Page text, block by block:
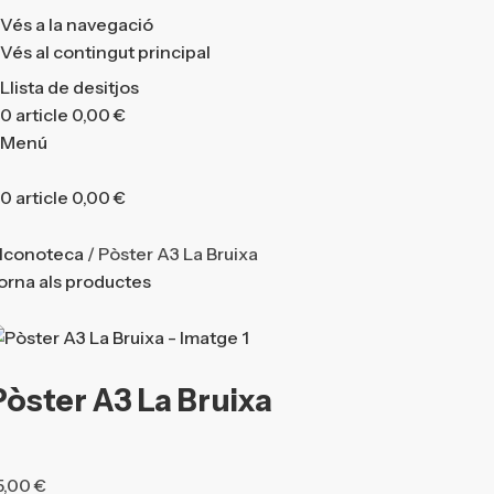
Vés a la navegació
Vés al contingut principal
Llista de desitjos
0 article 0,00€
Menú
0 article 0,00€
Pòster A3 La Bruixa
als productes
A3 La Bruixa
€